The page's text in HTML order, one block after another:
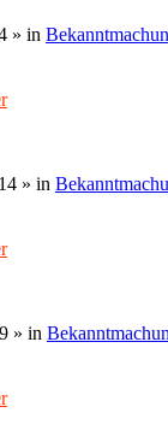
» in
» in
» in